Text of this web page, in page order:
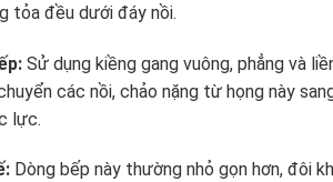
tỏa đều dưới đáy nồi.
Sử dụng kiềng gang vuông, phẳng và
các nồi, chảo nặng từ họng này
lực.
Dòng bếp này thường nhỏ gọn hơn, đôi